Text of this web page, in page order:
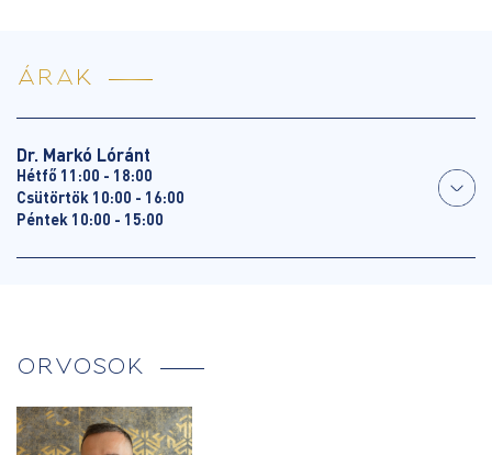
ÁRAK
Dr. Markó Lóránt
Hétfő 11:00 - 18:00
Csütörtök 10:00 - 16:00
Péntek 10:00 - 15:00
ORVOSOK